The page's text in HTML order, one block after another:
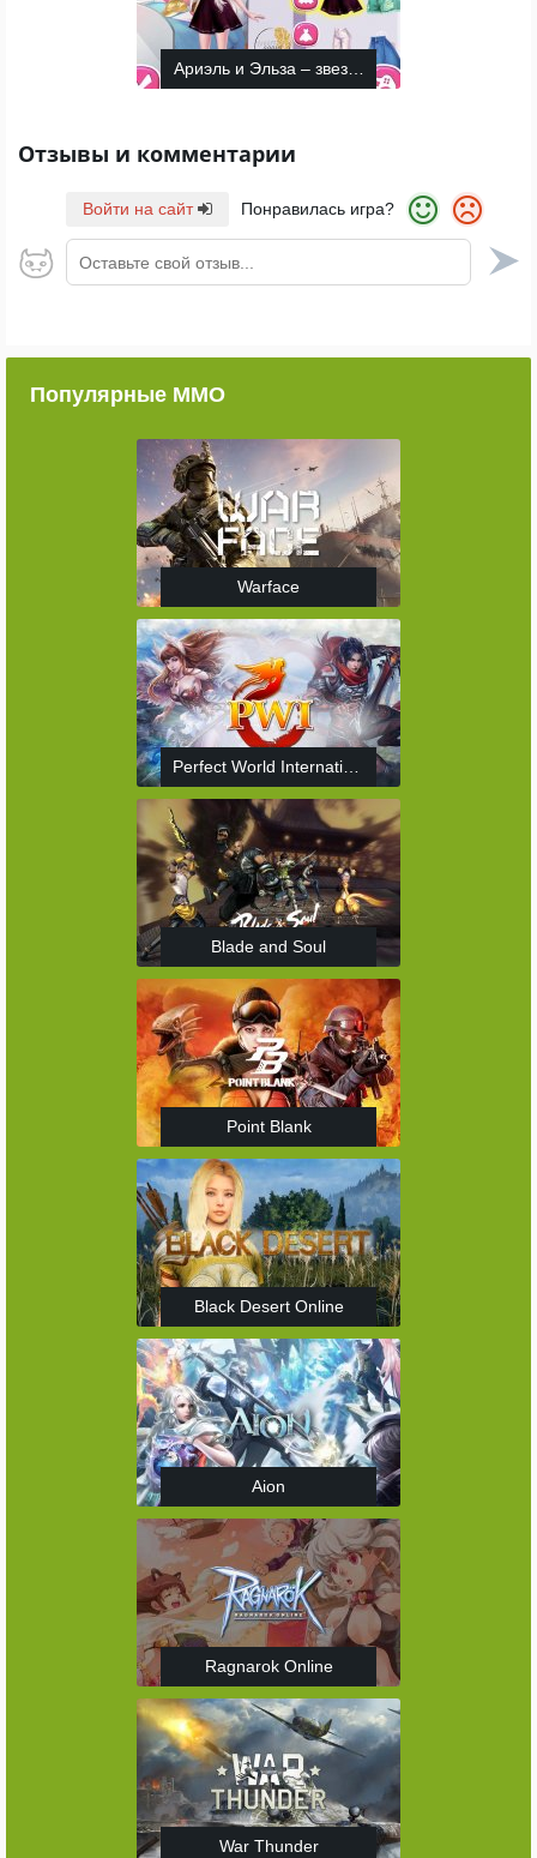
Ариэль и Эльза – звезды Инстаграма
Отзывы и комментарии
Войти на сайт Понравилась игра?
Оставьте свой отзыв...
Популярные ММО
Warface
Perfect World International
Blade and Soul
Point Blank
Black Desert Online
Aion
Ragnarok Online
War Thunder